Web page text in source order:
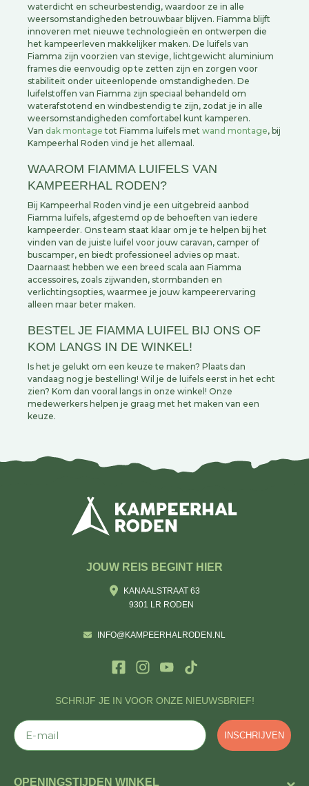
waterdicht en scheurbestendig, waardoor ze in alle
weersomstandigheden betrouwbaar blijven. Fiamma blijft
innoveren met nieuwe technologieën en ontwerpen die
het kampeerleven makkelijker maken. De luifels van
Fiamma zijn voorzien van stevige, lichtgewicht aluminium
frames die eenvoudig op te zetten zijn en zorgen voor
stabiliteit onder uiteenlopende omstandigheden. De
luifelstoffen van Fiamma zijn speciaal behandeld om
waterafstotend en windbestendig te zijn, zodat je in alle
weersomstandigheden comfortabel kunt kamperen.
Van dak montage tot Fiamma luifels met wand montage, bij
Kampeerhal Roden vind je het allemaal.
WAAROM FIAMMA LUIFELS VAN
KAMPEERHAL RODEN?
Bij Kampeerhal Roden vind je een uitgebreid aanbod
Fiamma luifels, afgestemd op de behoeften van iedere
kampeerder. Ons team staat klaar om je te helpen bij het
vinden van de juiste luifel voor jouw caravan, camper of
buscamper, en biedt professioneel advies op maat.
Daarnaast hebben we een breed scala aan Fiamma
accessoires, zoals zijwanden, stormbanden en
verlichtingsopties, waarmee je jouw kampeerervaring
alleen maar beter maken.
BESTEL JE FIAMMA LUIFEL BIJ ONS OF
KOM LANGS IN DE WINKEL!
Is het je gelukt om een keuze te maken? Plaats dan
vandaag nog je bestelling! Wil je de luifels eerst in het echt
zien? Kom dan vooral langs in onze winkel! Onze
medewerkers helpen je graag met het maken van een
keuze.
SCHRIJF JE IN VOOR ONZE NIEUWSBRIEF!
E-mail
INSCHRIJVEN
JOUW REIS BEGINT HIER
KANAALSTRAAT 63
9301 LR RODEN
INFO@KAMPEERHALRODEN.NL
OPENINGSTIJDEN WINKEL